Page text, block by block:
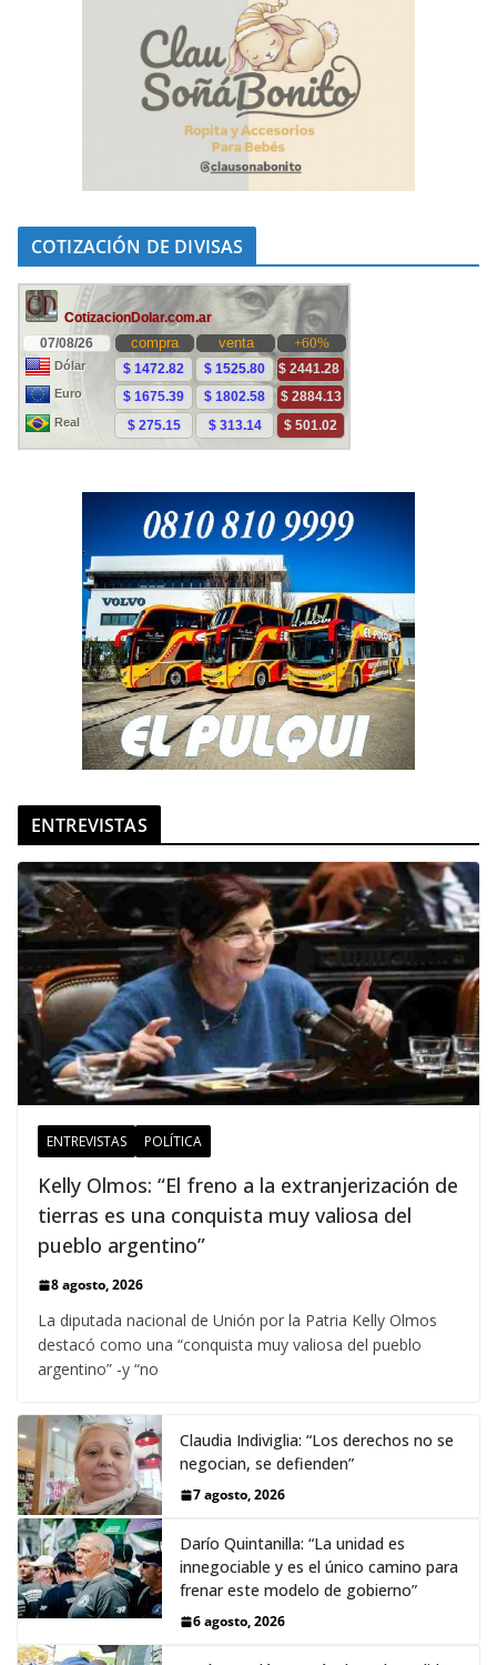
COTIZACIÓN DE DIVISAS
ENTREVISTAS
ENTREVISTAS POLÍTICA
Kelly Olmos: “El freno a la extranjerización de
tierras es una conquista muy valiosa del
pueblo argentino”
8 agosto, 2026
La diputada nacional de Unión por la Patria Kelly Olmos
destacó como una “conquista muy valiosa del pueblo
argentino” -y “no
Claudia Indiviglia: “Los derechos no se
negocian, se defienden”
7 agosto, 2026
Darío Quintanilla: “La unidad es
innegociable y es el único camino para
frenar este modelo de gobierno”
6 agosto, 2026